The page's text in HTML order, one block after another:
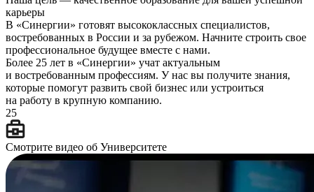
карьеры
В «Синергии» готовят высококлассных специалистов,
востребованных в России и за рубежом. Начните строить свое
профессиональное будущее вместе с нами.
Более 25 лет в «Синергии» учат актуальным
и востребованным профессиям. У нас вы получите знания,
которые помогут развить свой бизнес или устроиться
на работу в крупную компанию.
25
Смотрите видео об Университете